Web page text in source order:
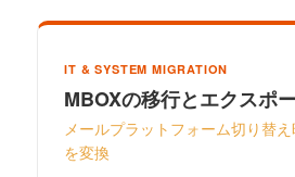
IT & SYSTEM MIGRATION
MBOXの移行とエクスポ
メールプラットフォーム切り替
を変換